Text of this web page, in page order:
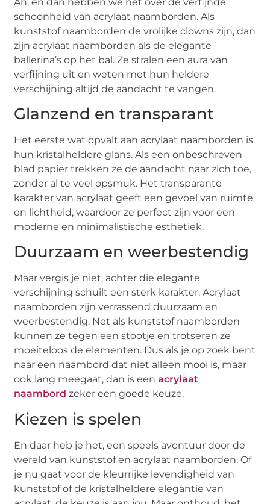
schoonheid van acrylaat naamborden. Als
kunststof naamborden de vrolijke clowns zijn, dan
zijn acrylaat naamborden als de elegante
ballerina’s op het bal. Ze stralen een aura van
verfijning uit en weten met hun heldere
verschijning altijd de aandacht te vangen.
Glanzend en transparant
Het eerste wat opvalt aan acrylaat naamborden is
hun kristalheldere glans. Als een onbeschreven
blad papier trekken ze de aandacht naar zich toe,
zonder al te veel opsmuk. Het transparante
karakter van acrylaat geeft een gevoel van ruimte
en lichtheid, waardoor ze perfect zijn voor een
moderne en minimalistische esthetiek.
Duurzaam en weerbestendig
Maar vergis je niet, achter die elegante
verschijning schuilt een sterk karakter. Acrylaat
naamborden zijn verrassend duurzaam en
weerbestendig. Net als kunststof naamborden
kunnen ze tegen een stootje en trotseren ze
moeiteloos de elementen. Dus als je op zoek bent
naar een naambord dat niet alleen mooi is, maar
ook lang meegaat, dan is eenacrylaat
naambord zeker een goede keuze.
Kiezen is spelen
En daar heb je het, een speels avontuur door de
wereld van kunststof en acrylaat naamborden. Of
je nu gaat voor de kleurrijke levendigheid van
kunststof of de kristalheldere elegantie van